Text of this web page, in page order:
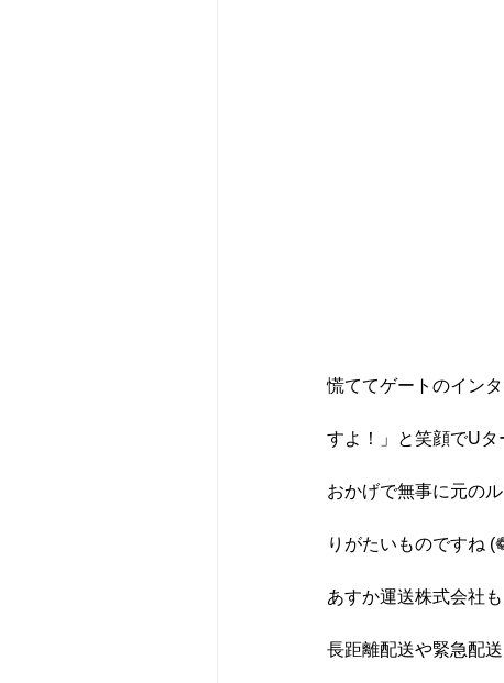
慌ててゲートのイン
すよ！」と笑顔でUタ
おかげで無事に元の
りがたいものですね
あすか運送株式会社
長距離配送や緊急配